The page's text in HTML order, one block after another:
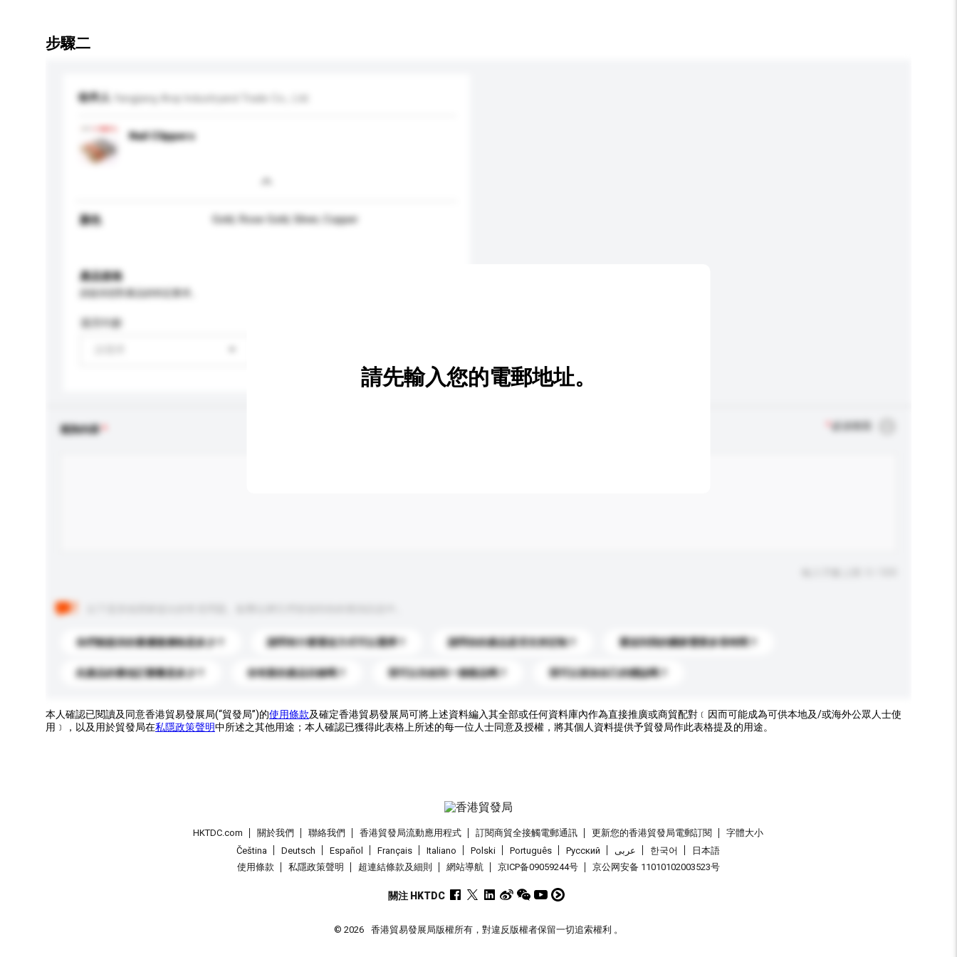
步驟二
收件人 Yangjiang Anqi Industryand Trade Co., Ltd.
Nail Clippers
顏色 Gold, Rose Gold, Silver, Copper
產品規格
適用年齡
查詢內容
你們能提供的最優惠價格是多少？ 請問有什麼運送方式可以選擇？ 請問你的產品是否支持定制？ 運送到我的國家需要多長時間？
此產品的最低訂購量是多少？ 你有新的產品目錄嗎？ 我可以先收到一個樣品嗎？ 我可以添加自己的標誌嗎？
請先輸入您的電郵地址。
本人確認已閱讀及同意香港貿易發展局(“貿發局”)的使用條款及確定香港貿易發展局可將上述資料編入其全部或任何資料庫內作為直接推廣或商貿配對﹝因而可能成為可供本地及/或海外公眾人士使
用﹞，以及用於貿發局在私隱政策聲明中所述之其他用途；本人確認已獲得此表格上所述的每一位人士同意及授權，將其個人資料提供予貿發局作此表格提及的用途。
HKTDC.com 關於我們 聯絡我們 香港貿發局流動應用程式 訂閱商貿全接觸電郵通訊 更新您的香港貿發局電郵訂閱
字體大小
Čeština
Deutsch Español Français Italiano Polski Português Pусский عربى 한국어
日本語
使用條款
私隱政策聲明 超連結條款及細則 網站導航 京ICP备09059244号 京公网安备 11010102003523号
關注 HKTDC
© 2026 香港貿易發展局版權所有，對違反版權者保留一切追索權利 。